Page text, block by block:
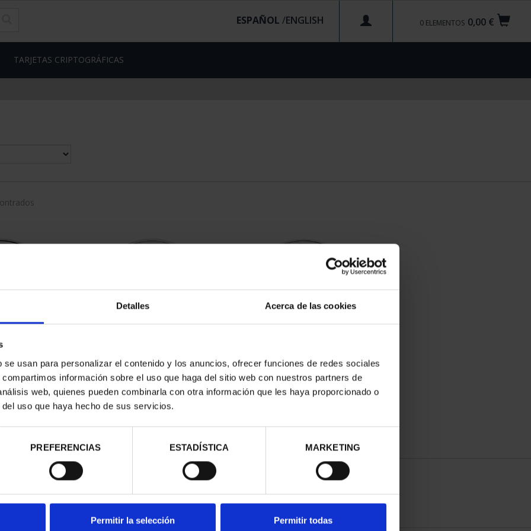
Detalles Acerca de las cookies
usan para personalizar el contenido y los anuncios, ofrecer funciones de redes sociales
información sobre el uso que haga del sitio web con nuestros partners de
web, quienes pueden combinarla con otra información que les haya proporcionado o
uso que haya hecho de sus servicios.
PREFERENCIAS ESTADÍSTICA MARKETING
Permitir la selección Permitir todas
0,00 €
0 ELEMENTOS
ESPAÑOL /
TARJETAS CRIPTOGRÁFICAS
(2025) 8
€
JOYAS MUSEO II - 1772
MÉXICO - 8 REALES
140,00 €
JOYAS MUSEO II - 1673
POTOSÍ - 8 REALES
140,00 €